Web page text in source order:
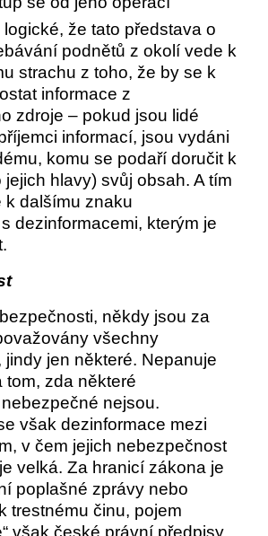
logické, že tato představa o
podnětů z okolí vede k
strachu z toho, že by se k
informace z
zdroje – pokud jsou lidé
informací, jsou vydáni
komu se podaří doručit k
jejich hlavy) svůj obsah. A tím
k dalšímu znaku
dezinformacemi, kterým je
někdy jsou za
všechny
jindy jen některé. Nepanuje
tom, zda některé
nejsou.
však dezinformace mezi
v čem jejich nebezpečnost
velká. Za hranicí zákona je
poplašné zprávy nebo
trestnému činu, pojem
však české právní předpisy